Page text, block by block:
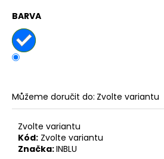
BARVA
Můžeme doručit do: Zvolte variantu
Zvolte variantu
Kód: Zvolte variantu
Značka:INBLU
r
u
č
u
m
e
PÁNSKÉ
SANDÁLY